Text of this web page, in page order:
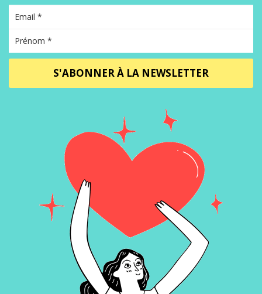
S'ABONNER À LA NEWSLETTER